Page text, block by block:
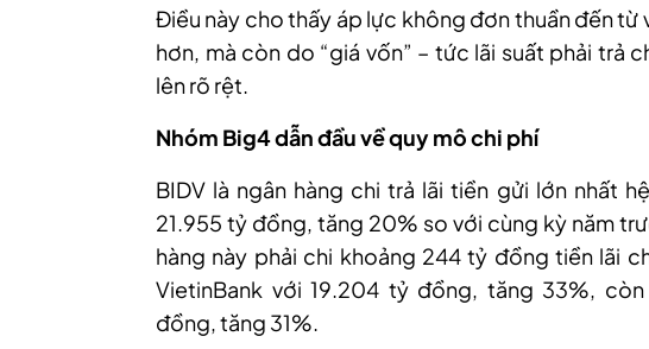
Điều này cho thấy áp lực không đơn thuần đến
hơn, mà còn do “giá vốn” – tức lãi suất phải trả
lên rõ rệt.
Nhóm Big4 dẫn đầu về quy mô chi phí
BIDV là ngân hàng chi trả lãi tiền gửi lớn nhất
21.955 tỷ đồng, tăng 20% so với cùng kỳ năm
hàng này phải chi khoảng 244 tỷ đồng tiền lãi
VietinBank với 19.204 tỷ đồng, tăng 33%,
đồng, tăng 31%.